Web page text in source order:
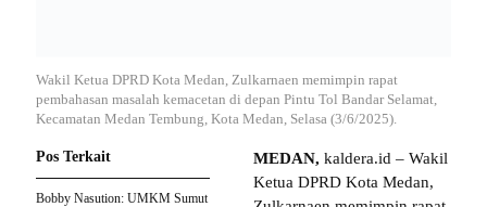
Wakil Ketua DPRD Kota Medan, Zulkarnaen memimpin rapat
pembahasan masalah kemacetan di depan Pintu Tol Bandar Selamat,
Kecamatan Medan Tembung, Kota Medan, Selasa (3/6/2025).
MEDAN, kaldera.id – Wakil
Ketua DPRD Kota Medan,
Pos Terkait
Bobby Nasution: UMKM Sumut